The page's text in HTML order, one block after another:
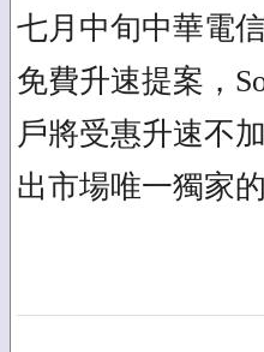
七月中旬中華電
免費升速提案，
戶將受惠升速不
出市場唯一獨家